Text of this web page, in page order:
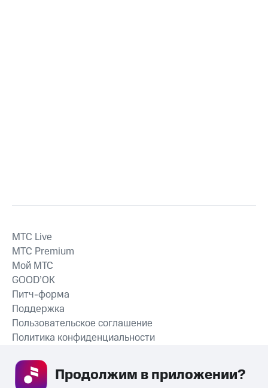
СКАЧАТЬ ПРИЛОЖЕНИЕ
MTС Live
MTС Premium
Мой МТС
GOOD’OK
Питч-форма
Поддержка
Пользовательское соглашение
Политика конфиденциальности